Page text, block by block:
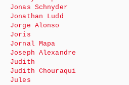
Jonas Schnyder
Jonathan Ludd
Jorge Alonso
Joris
Jornal Mapa
Joseph Alexandre
Judith
Judith Chouraqui
Jules